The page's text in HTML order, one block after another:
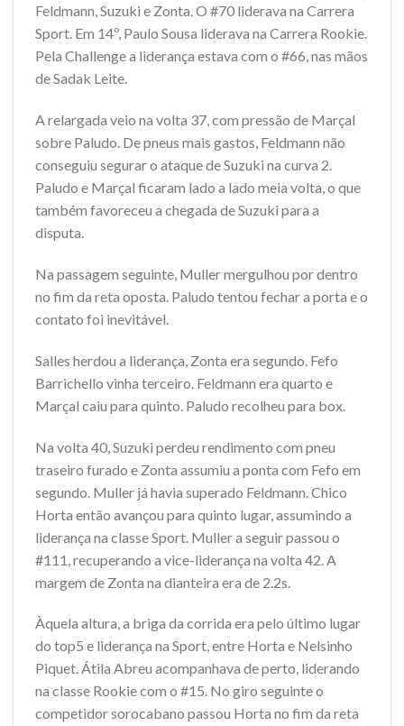
Feldmann, Suzuki e Zonta. O #70 liderava na Carrera
Sport. Em 14º, Paulo Sousa liderava na Carrera Rookie.
Pela Challenge a liderança estava com o #66, nas mãos
de Sadak Leite.
A relargada veio na volta 37, com pressão de Marçal
sobre Paludo. De pneus mais gastos, Feldmann não
conseguiu segurar o ataque de Suzuki na curva 2.
Paludo e Marçal ficaram lado a lado meia volta, o que
também favoreceu a chegada de Suzuki para a
disputa.
Na passagem seguinte, Muller mergulhou por dentro
no fim da reta oposta. Paludo tentou fechar a porta e o
contato foi inevitável.
Salles herdou a liderança, Zonta era segundo. Fefo
Barrichello vinha terceiro. Feldmann era quarto e
Marçal caiu para quinto. Paludo recolheu para box.
Na volta 40, Suzuki perdeu rendimento com pneu
traseiro furado e Zonta assumiu a ponta com Fefo em
segundo. Muller já havia superado Feldmann. Chico
Horta então avançou para quinto lugar, assumindo a
liderança na classe Sport. Muller a seguir passou o
#111, recuperando a vice-liderança na volta 42. A
margem de Zonta na dianteira era de 2.2s.
Àquela altura, a briga da corrida era pelo último lugar
do top5 e liderança na Sport, entre Horta e Nelsinho
Piquet. Átila Abreu acompanhava de perto, liderando
na classe Rookie com o #15. No giro seguinte o
competidor sorocabano passou Horta no fim da reta